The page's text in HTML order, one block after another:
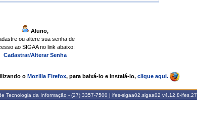
Aluno,
ou altere sua senha de
ao SIGAA no link abaixo:
Cadastrar/Alterar Senha
o Mozilla Firefox, para baixá-lo e instalá-lo, clique aqui.
Tecnologia da Informação - (27) 3357-7500 | ifes-sigaa02.sigaa02 v4.12.8-ifes.27